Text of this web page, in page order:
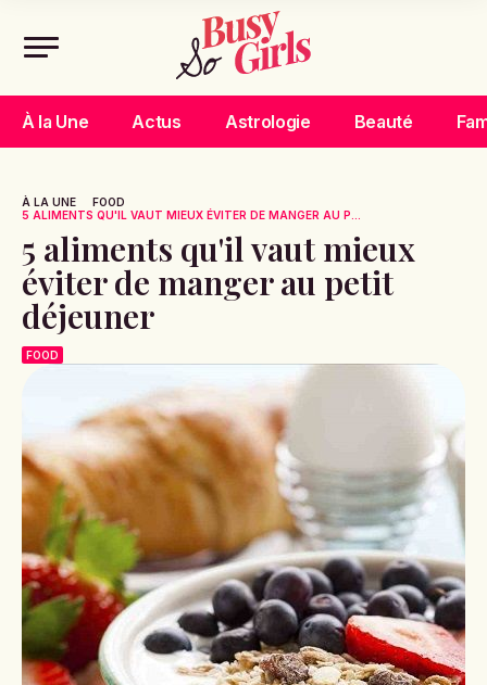
À la Une Actus Astrologie Beauté
À LA UNE
FOOD
5 ALIMENTS QU'IL VAUT MIEUX ÉVITER DE MANGER AU P...
5 aliments qu'il vaut mieux
éviter de manger au petit
déjeuner
FOOD